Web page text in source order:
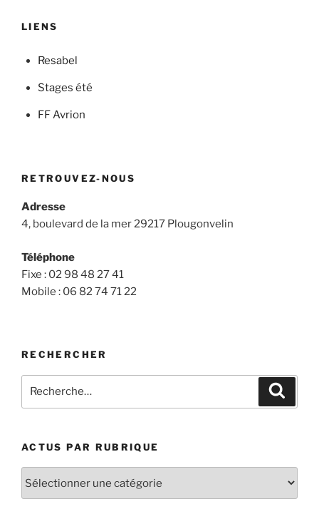
LIENS
Resabel
Stages été
FF Avrion
RETROUVEZ-NOUS
Adresse
4, boulevard de la mer29217 Plougonvelin
Téléphone
Fixe : 02 98 48 27 41
Mobile : 06 82 74 71 22
RECHERCHER
pour
ACTUS PAR RUBRIQUE